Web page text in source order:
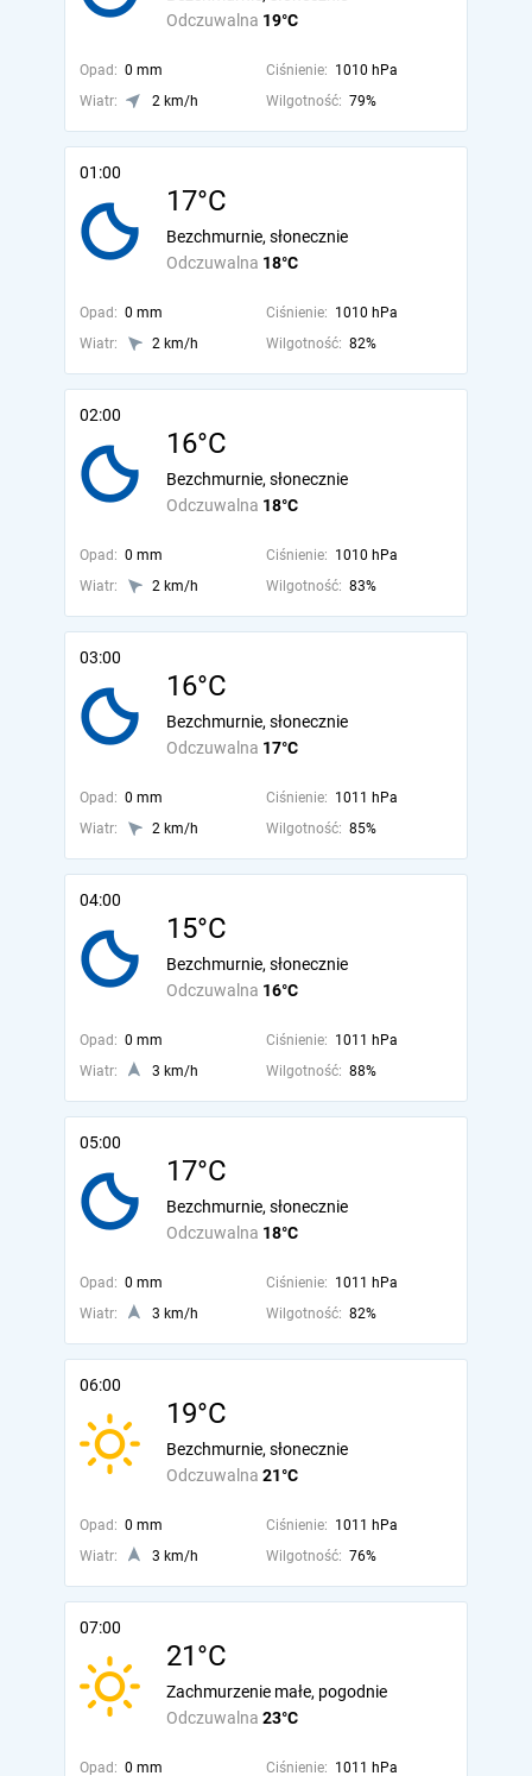
Odczuwalna 19°C
Opad: 0 mm Ciśnienie: 1010 hPa
Wiatr:
2 km/h Wilgotność: 79%
01:00
17°C
Odczuwalna 18°C
Bezchmurnie, słonecznie
Opad: 0 mm Ciśnienie: 1010 hPa
Wiatr:
2 km/h Wilgotność: 82%
02:00
16°C
Odczuwalna 18°C
Bezchmurnie, słonecznie
Opad: 0 mm Ciśnienie: 1010 hPa
Wiatr:
2 km/h Wilgotność: 83%
03:00
16°C
Odczuwalna 17°C
Bezchmurnie, słonecznie
Opad: 0 mm Ciśnienie: 1011 hPa
Wiatr:
2 km/h Wilgotność: 85%
04:00
15°C
Odczuwalna 16°C
Bezchmurnie, słonecznie
Opad: 0 mm Ciśnienie: 1011 hPa
Wiatr:
3 km/h Wilgotność: 88%
05:00
17°C
Odczuwalna 18°C
Bezchmurnie, słonecznie
Opad: 0 mm Ciśnienie: 1011 hPa
Wiatr:
3 km/h Wilgotność: 82%
06:00
19°C
Odczuwalna 21°C
Bezchmurnie, słonecznie
Opad: 0 mm Ciśnienie: 1011 hPa
Wiatr:
3 km/h Wilgotność: 76%
07:00
21°C
Odczuwalna 23°C
Zachmurzenie małe, pogodnie
Opad: 0 mm Ciśnienie: 1011 hPa